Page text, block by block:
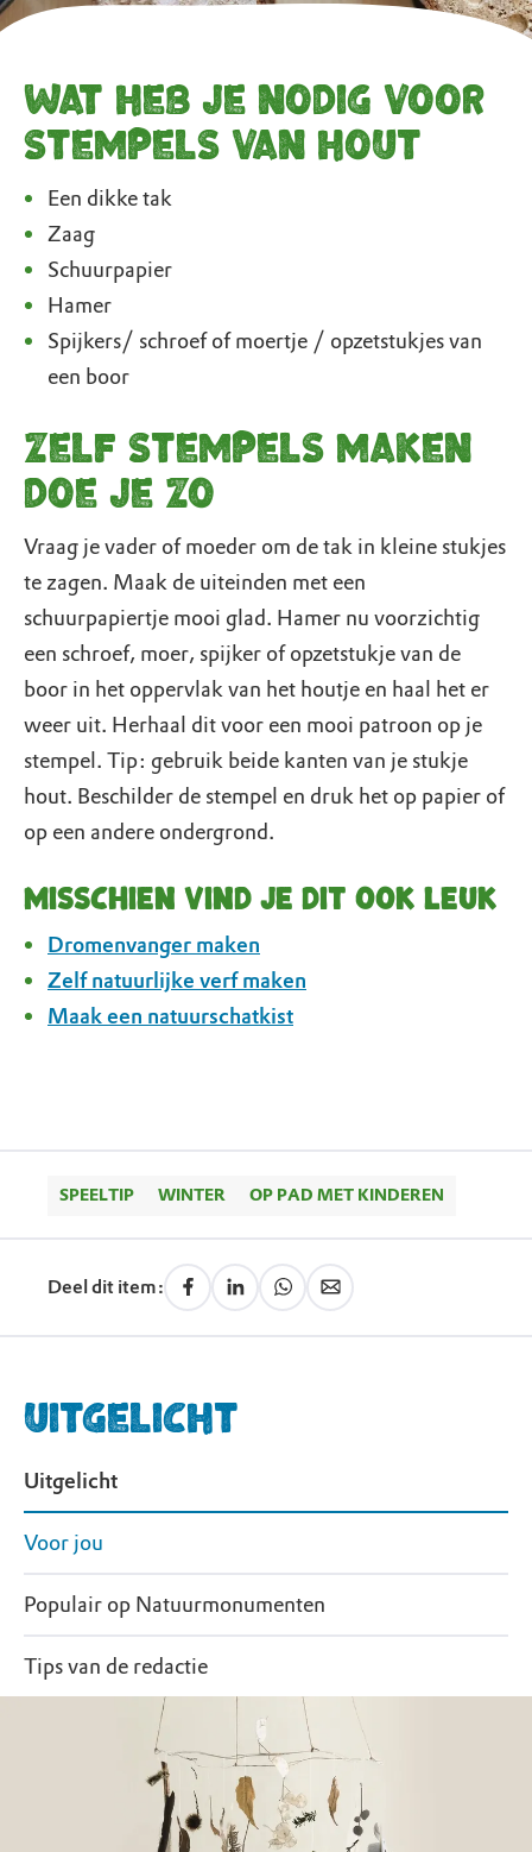
Wat heb je nodig voor
stempels van hout
Een dikke tak
Zaag
Schuurpapier
Hamer
Spijkers/ schroef of moertje / opzetstukjes van
een boor
Zelf stempels maken
doe je zo
Vraag je vader of moeder om de tak in kleine stukjes
te zagen. Maak de uiteinden met een
schuurpapiertje mooi glad. Hamer nu voorzichtig
een schroef, moer, spijker of opzetstukje van de
boor in het oppervlak van het houtje en haal het er
weer uit. Herhaal dit voor een mooi patroon op je
stempel. Tip: gebruik beide kanten van je stukje
hout. Beschilder de stempel en druk het op papier of
op een andere ondergrond.
Misschien vind je dit ook leuk
Dromenvanger maken
Zelf natuurlijke verf maken
Maak een natuurschatkist
SPEELTIP WINTER OP PAD MET KINDEREN
Deel dit item:
Uitgelicht
Uitgelicht
Voor jou
Populair op Natuurmonumenten
Tips van de redactie